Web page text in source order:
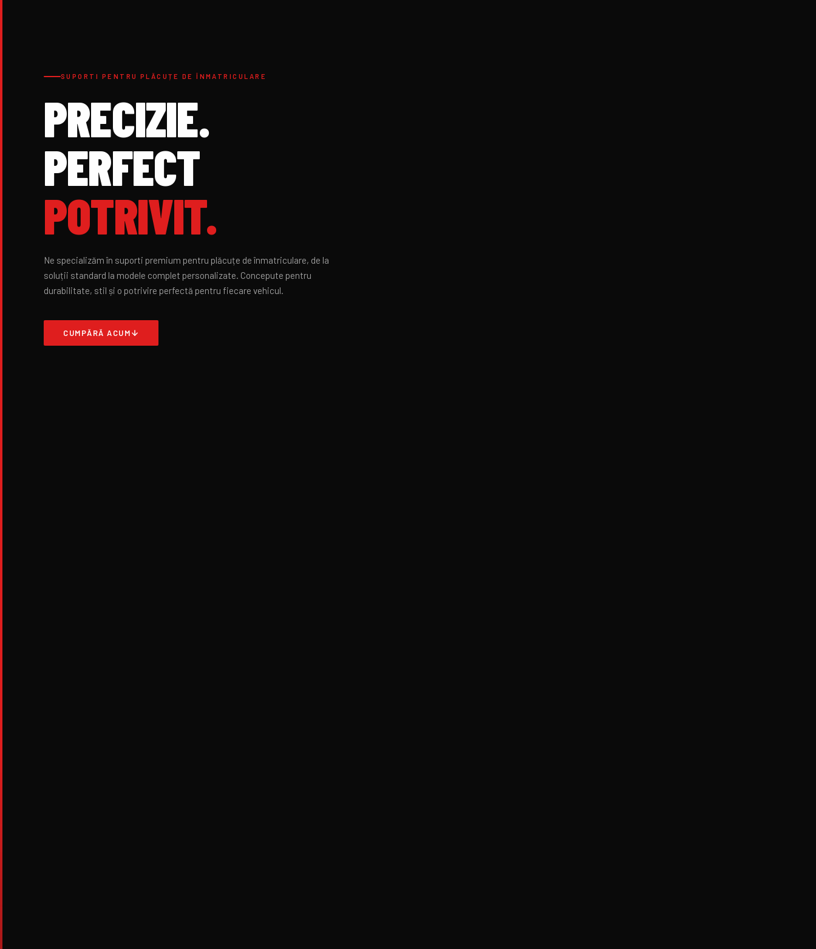
SUPORTI PENTRU PLĂCUȚE DE ÎNMATRICULARE
PRECIZIE.
PERFECT
POTRIVIT.
Ne specializăm în suporti premium pentru plăcuțe de înmatriculare, de la
soluții standard la modele complet personalizate. Concepute pentru
durabilitate, stil și o potrivire perfectă pentru fiecare vehicul.
CUMPĂRĂ ACUM